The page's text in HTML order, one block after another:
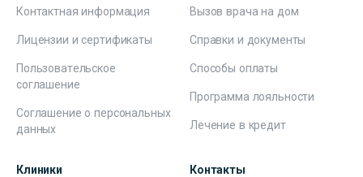
Контактная информация
Лицензии и сертификаты
Пользовательское
соглашение
Соглашение о персональных
данных
Вызов врача на дом
Справки и документы
Способы оплаты
Программа лояльности
Лечение в кредит
Клиники Контакты